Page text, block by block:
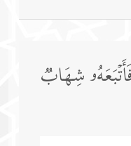
شِهَابࣱ